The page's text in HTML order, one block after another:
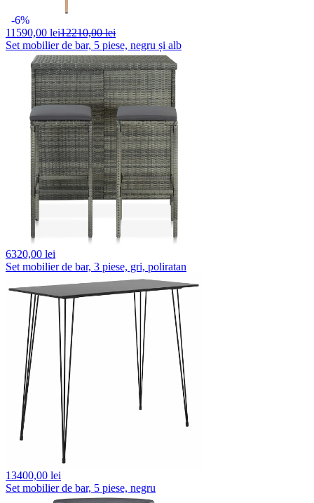
-6%
11590,00 lei12210,00 lei
Set mobilier de bar, 5 piese, negru și alb
6320,00 lei
Set mobilier de bar, 3 piese, gri, poliratan
13400,00 lei
Set mobilier de bar, 5 piese, negru